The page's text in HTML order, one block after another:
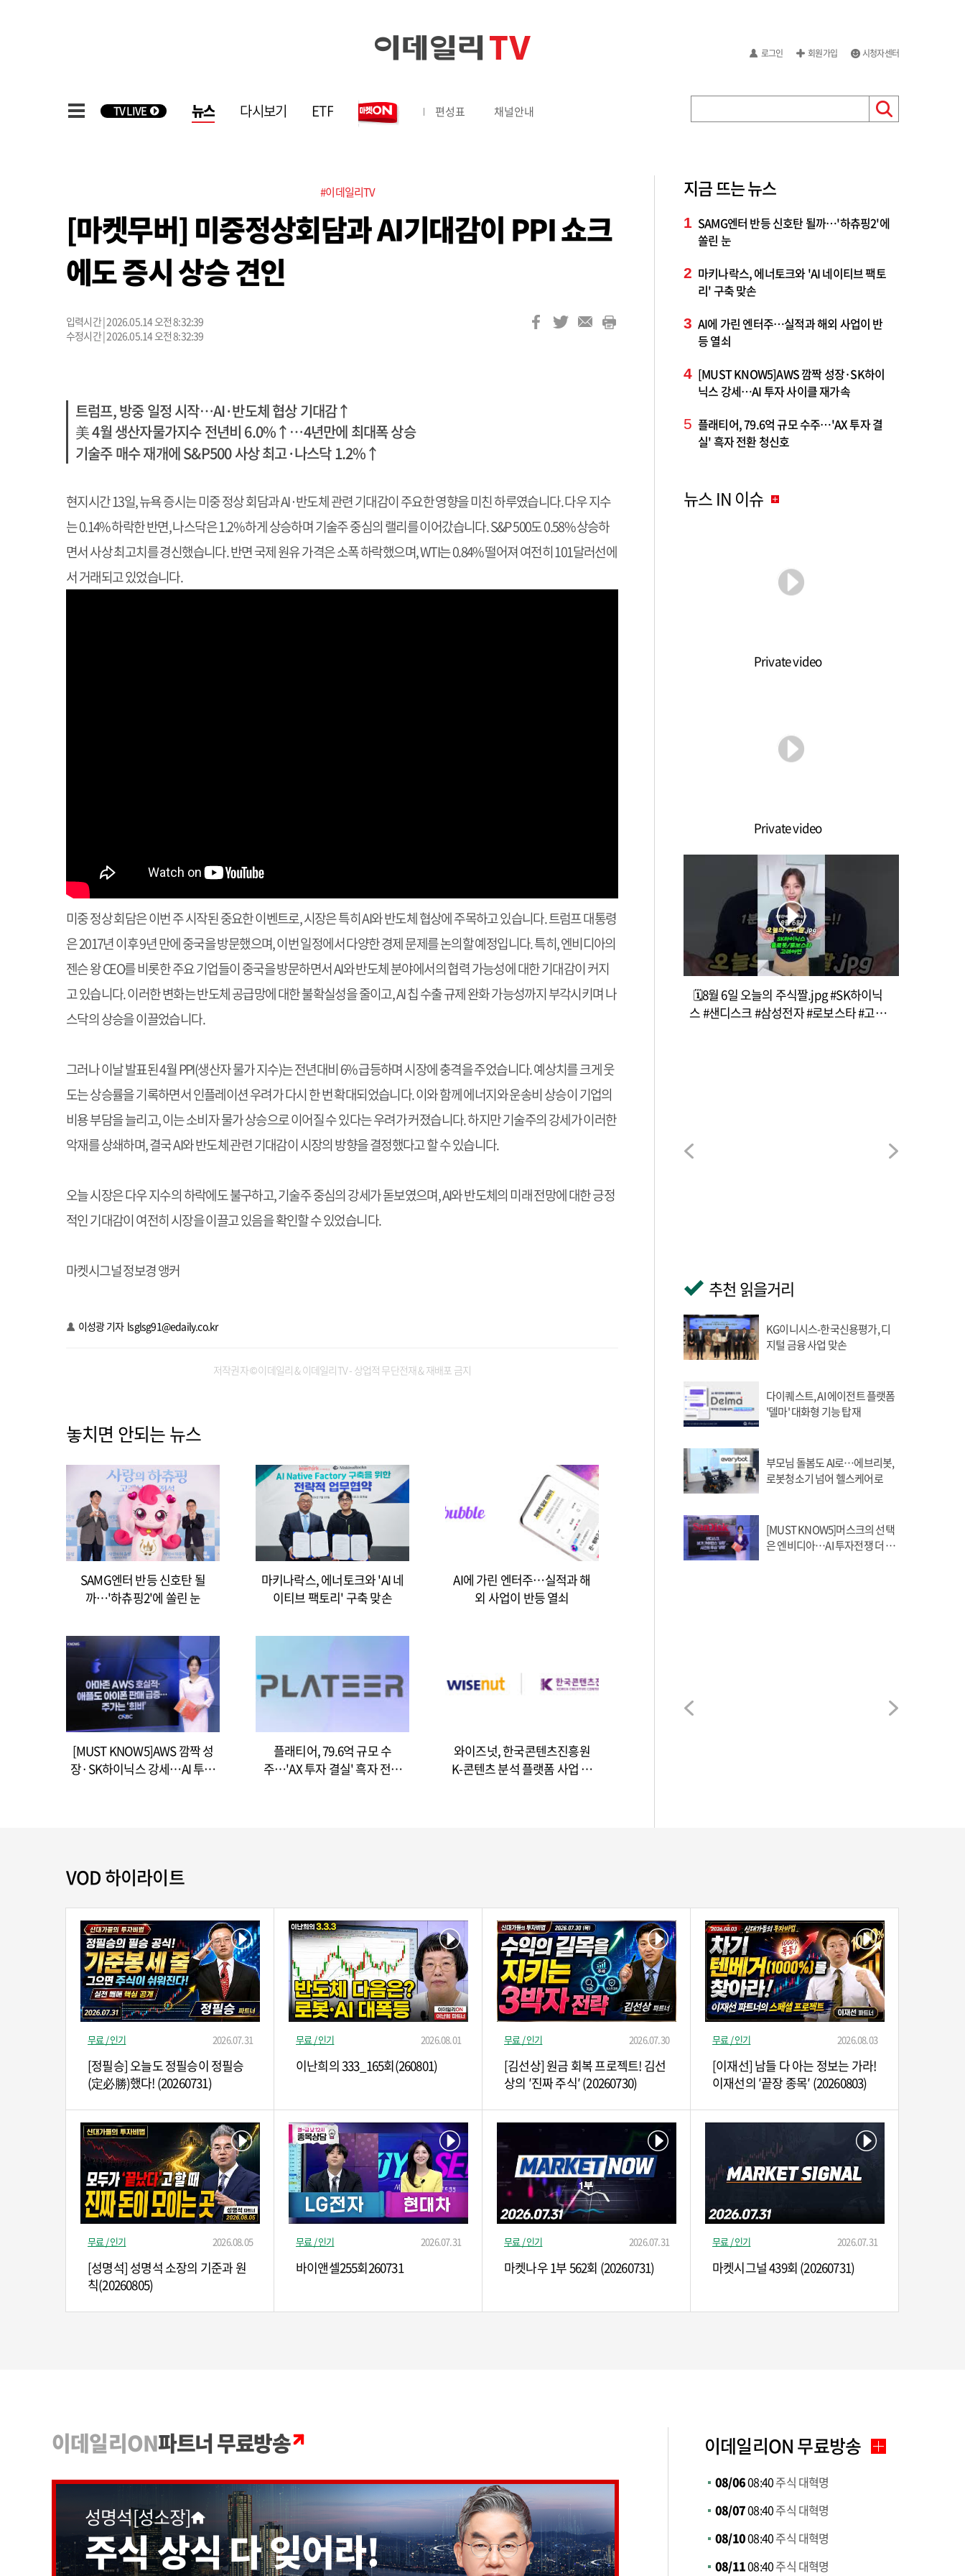
로그인 회원가입 시청자센터
TV LIVE 뉴스 다시보기 ETF 편성표 채널안내
#이데일리TV
[마켓무버] 미중정상회담과 AI기대감이 PPI 쇼크
에도 증시 상승 견인
입력시간 | 2026.05.14 오전 8:32:39
수정시간 | 2026.05.14 오전 8:32:39
트럼프, 방중 일정 시작…AI·반도체 협상 기대감↑
美 4월 생산자물가지수 전년비 6.0%↑…4년만에 최대폭 상승
기술주 매수 재개에 S&P500 사상 최고·나스닥 1.2%↑
현지시간 13일, 뉴욕 증시는 미중 정상 회담과 AI·반도체 관련 기대감이 주요한 영향을 미친 하루였습니다. 다우 지수
는 0.14% 하락한 반면, 나스닥은 1.2% 하게 상승하며 기술주 중심의 랠리를 이어갔습니다. S&P 500도 0.58% 상승하
면서 사상 최고치를 경신했습니다. 반면 국제 원유 가격은 소폭 하락했으며, WTI는 0.84% 떨어져 여전히 101달러선에
서 거래되고 있었습니다.
미중 정상 회담은 이번 주 시작된 중요한 이벤트로, 시장은 특히 AI와 반도체 협상에 주목하고 있습니다. 트럼프 대통령
은 2017년 이후 9년 만에 중국을 방문했으며, 이번 일정에서 다양한 경제 문제를 논의할 예정입니다. 특히, 엔비디아의
젠슨 왕 CEO를 비롯한 주요 기업들이 중국을 방문하면서 AI와 반도체 분야에서의 협력 가능성에 대한 기대감이 커지
고 있습니다. 이러한 변화는 반도체 공급망에 대한 불확실성을 줄이고, AI 칩 수출 규제 완화 가능성까지 부각시키며 나
스닥의 상승을 이끌었습니다.
그러나 이날 발표된 4월 PPI(생산자 물가 지수)는 전년대비 6% 급등하며 시장에 충격을 주었습니다. 예상치를 크게 웃
도는 상승률을 기록하면서 인플레이션 우려가 다시 한 번 확대되었습니다. 이와 함께 에너지와 운송비 상승이 기업의
비용 부담을 늘리고, 이는 소비자 물가 상승으로 이어질 수 있다는 우려가 커졌습니다. 하지만 기술주의 강세가 이러한
악재를 상쇄하며, 결국 AI와 반도체 관련 기대감이 시장의 방향을 결정했다고 할 수 있습니다.
오늘 시장은 다우 지수의 하락에도 불구하고, 기술주 중심의 강세가 돋보였으며, AI와 반도체의 미래 전망에 대한 긍정
적인 기대감이 여전히 시장을 이끌고 있음을 확인할 수 있었습니다.
마켓시그널 정보경 앵커
이성광 기자 lsglsg91@edaily.co.kr
저작권자 © 이데일리 & 이데일리TV - 상업적 무단전재 & 재배포 금지
놓치면 안되는 뉴스
SAMG엔터 반등 신호탄 될
까…'하츄핑2'에 쏠린 눈
마키나락스, 에너토크와 'AI 네
이티브 팩토리' 구축 맞손
AI에 가린 엔터주…실적과 해
외 사업이 반등 열쇠
[MUST KNOW5]AWS 깜짝 성
장·SK하이닉스 강세…AI 투자
플래티어, 79.6억 규모 수
주…'AX 투자 결실' 흑자 전환
와이즈넛, 한국콘텐츠진흥원
K-콘텐츠 분석 플랫폼 사업 수
지금 뜨는 뉴스
1 SAMG엔터 반등 신호탄 될까…'하츄핑2'에
쏠린 눈
2 마키나락스, 에너토크와 'AI 네이티브 팩토
리' 구축 맞손
3 AI에 가린 엔터주…실적과 해외 사업이 반
등 열쇠
4 [MUST KNOW5]AWS 깜짝 성장·SK하이
닉스 강세…AI 투자 사이클 재가속
5 플래티어, 79.6억 규모 수주…'AX 투자 결
실' 흑자 전환 청신호
뉴스 IN 이슈
Private video
Private video
🗓️8월 6일 오늘의 주식짤.jpg #SK하이닉
스 #샌디스크 #삼성전자 #로보스타 #고려
추천 읽을거리
KG이니시스-한국신용평가, 디
지털 금융 사업 맞손
다이퀘스트, AI 에이전트 플랫폼
'델마' 대화형 기능 탑재
부모님 돌봄도 AI로…에브리봇,
로봇청소기 넘어 헬스케어로
[MUST KNOW5]머스크의 선택
은 엔비디아…AI 투자전쟁 더 뜨
VOD 하이라이트
무료 / 인기 2026.07.31
[정필승] 오늘도 정필승이 정필승
(定必勝)했다! (20260731)
무료 / 인기 2026.08.01
이난희의 333_165회(260801)
무료 / 인기 2026.07.30
[김선상] 원금 회복 프로젝트! 김선
상의 ′진짜 주식′ (20260730)
무료 / 인기 2026.08.03
[이재선] 남들 다 아는 정보는 가라!
이재선의 ′끝장 종목′ (20260803)
무료 / 인기 2026.08.05
[성명석] 성명석 소장의 기준과 원
칙(20260805)
무료 / 인기 2026.07.31
바이앤셀255회260731
무료 / 인기 2026.07.31
마켓나우 1부 562회 (20260731)
무료 / 인기 2026.07.31
마켓시그널 439회 (20260731)
이데일리ON파트너 무료방송
성명석[성소장]
주식 상식 다 잊어라!
이데일리ON 무료방송
08/0608:40주식 대혁명
08/0708:40주식 대혁명
08/1008:40주식 대혁명
08/1108:40주식 대혁명